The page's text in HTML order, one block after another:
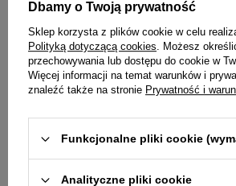
Otwierane Drzwi
Dbamy o Twoją prywatność
Sklep korzysta z plików cookie w celu
Polityką dotyczącą cookies. Możesz
przechowywania lub dostępu do cookie w
Więcej informacji na temat warunków i
znaleźć także na stronie Prywatność i
Funkcjonalne pliki cookie
Analityczne pliki cookie